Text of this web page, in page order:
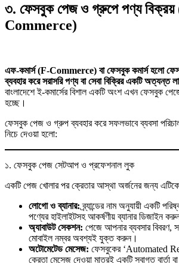
৩. ফেসবুক পেজ ও গ্রুপে পণ্য
Commerce)
এফ-কমার্স (F-Commerce) বা ফেসবুক কমার্স হলো
ব্যবহার করে সরাসরি পণ্য বা সেবা বিক্রির একটি অত্যন্ত
বাংলাদেশে ই-কমার্সের বিশাল একটি অংশ এখন ফেসবুক
হচ্ছে।
ফেসবুক পেজ ও গ্রুপ ব্যবহার করে সফলভাবে ব্যবসা
নিচে দেওয়া হলো:
১. ফেসবুক পেজ সেটআপ ও প্রফেশনাল লুক
একটি পেজ খোলার পর ক্রেতার আস্থা অর্জনের জন্য এটিকে
লোগো ও ব্যানার:ব্র্যান্ডের নাম অনুযায়ী একটি
পণ্যের হাইলাইটসহ আকর্ষণীয় ব্যানার ডিজাইন
অ্যাবাউট সেকশন: পেজে আপনার ব্যবসার বিবরণ,
মোবাইল নম্বর অবশ্যই যুক্ত করুন।
অটোমেটেড মেসেজ: ফেসবুকের ‘Automated
ক্রেতা মেসেজ দেওয়া মাত্রই একটি স্বাগত বার্তা